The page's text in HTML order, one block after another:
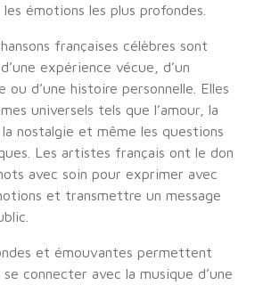
émotions les plus profondes.
françaises célèbres sont
expérience vécue, d’un
ou d’une histoire personnelle. Elles
universels tels que l’amour, la
nostalgie et même les questions
Les artistes français ont le don
avec soin pour exprimer avec
et transmettre un message
et émouvantes permettent
connecter avec la musique d’une